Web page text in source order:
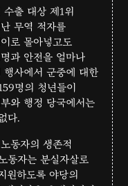
출 대상 제1위
무역 적자를
로 몰아넣고도
과 안전을 얼마나
사에서 군중에 대한
명의 청년들이
와 행정 당국에서는
다.
동자의 생존적
동자는 분실자살로
원하도록 야당의